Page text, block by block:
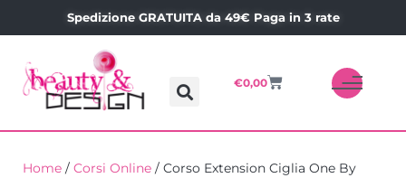
Spedizione GRATUITA da 49€ Paga in 3 rate
€0,00
Home / Corsi Online / Corso Extension Ciglia One By